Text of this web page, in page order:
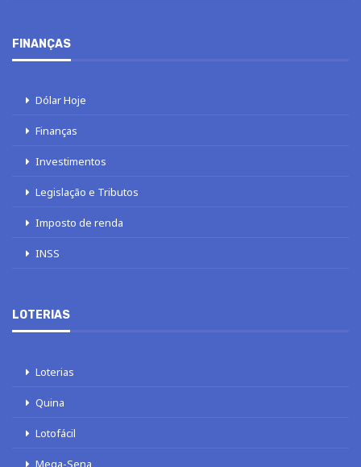
FINANÇAS
Dólar Hoje
Finanças
Investimentos
Legislação e Tributos
Imposto de renda
INSS
LOTERIAS
Loterias
Quina
Lotofácil
Mega-Sena